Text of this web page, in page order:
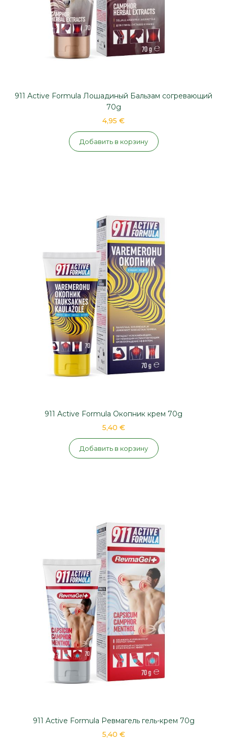
911 Active Formula Лошадиный Бальзам согревающий
70g
4,95 €
Добавить в корзину
911 Active Formula Окопник крем 70g
5,40 €
Добавить в корзину
911 Active Formula Ревмагель гель-крем 70g
5,40 €